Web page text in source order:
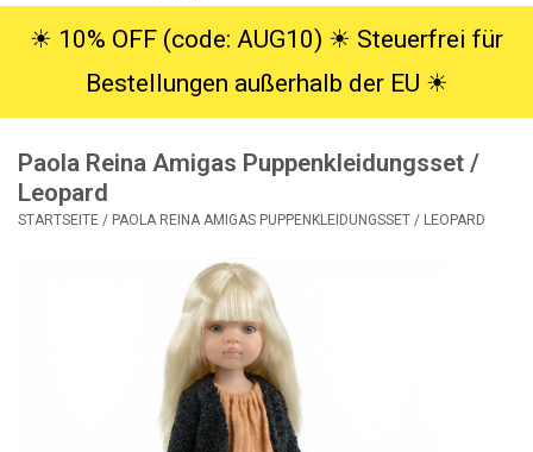
Kuscheltiere
SALE
Geschenke
☀︎ 10% OFF (code: AUG10) ☀︎ Steuerfrei für
Bestellungen außerhalb der EU ☀︎
Paola Reina Amigas Puppenkleidungsset /
Leopard
STARTSEITE / PAOLA REINA AMIGAS PUPPENKLEIDUNGSSET / LEOPARD